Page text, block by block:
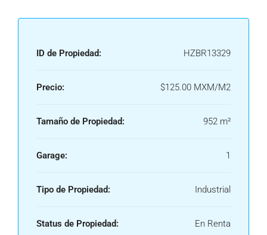
ID de Propiedad: HZBR13329
Precio: $125.00 MXM/M2
Tamaño de Propiedad: 952 m²
Garage: 1
Tipo de Propiedad: Industrial
Status de Propiedad: En Renta